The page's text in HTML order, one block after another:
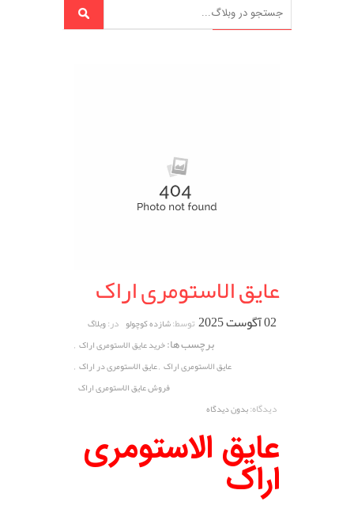
عایق الاستومری اراک
02 آگوست 2025 توسط:شازده کوچولو در:وبلاگ
برچسب ها:خرید عایق الاستومری اراک ,
عایق الاستومری اراک ,عایق الاستومری در اراک ,
فروش عایق الاستومری اراک
دیدگاه:بدون دیدگاه
عایق الاستومری
اراک